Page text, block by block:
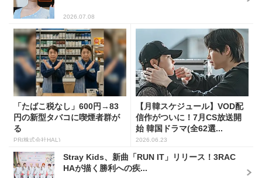
2026.07.08
「たばこ税なし」600円→83
円の新型タバコに喫煙者群が
る
PR(株式会社HAL)
【月韓スケジュール】VOD配
信作がついに！7月CS放送開
始 韓国ドラマ(全62選...
2026.06.23
Stray Kids、新曲「RUN IT」リリース！3RAC
HAが描く勝利への疾...